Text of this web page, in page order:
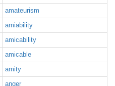
amateurism
amiability
amicability
amicable
amity
anger